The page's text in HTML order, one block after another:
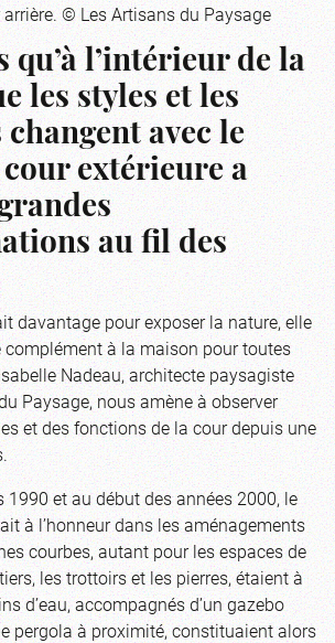
arrière. © Les Artisans du Paysage
qu’à l’intérieur de la
les styles et les
changent avec le
extérieure a
au fil des
davantage pour exposer la nature, elle
complément à la maison pour toutes
Nadeau, architecte paysagiste
Paysage, nous amène à observer
et des fonctions de la cour depuis une
1990 et au début des années 2000, le
à l’honneur dans les aménagements
courbes, autant pour les espaces de
les trottoirs et les pierres, étaient à
d’eau, accompagnés d’un gazebo
pergola à proximité, constituaient alors